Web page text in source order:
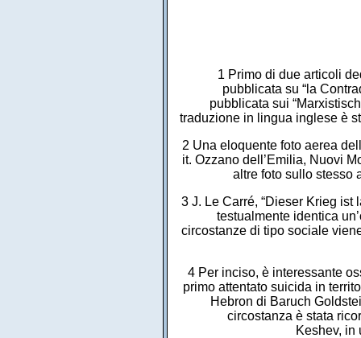
1 Primo di due articoli
pubblicata su “la
pubblicata sui
traduzione in lingua inglese è
2 Una eloquente foto aerea
it. Ozzano dell’Emilia, Nuovi
altre foto sullo stesso
3 J. Le Carré, “Dieser Krieg ist
testualmente identica
circostanze di tipo sociale
4 Per inciso, è interessante
primo attentato suicida in
Hebron di Baruch
circostanza è stata
Keshev, in